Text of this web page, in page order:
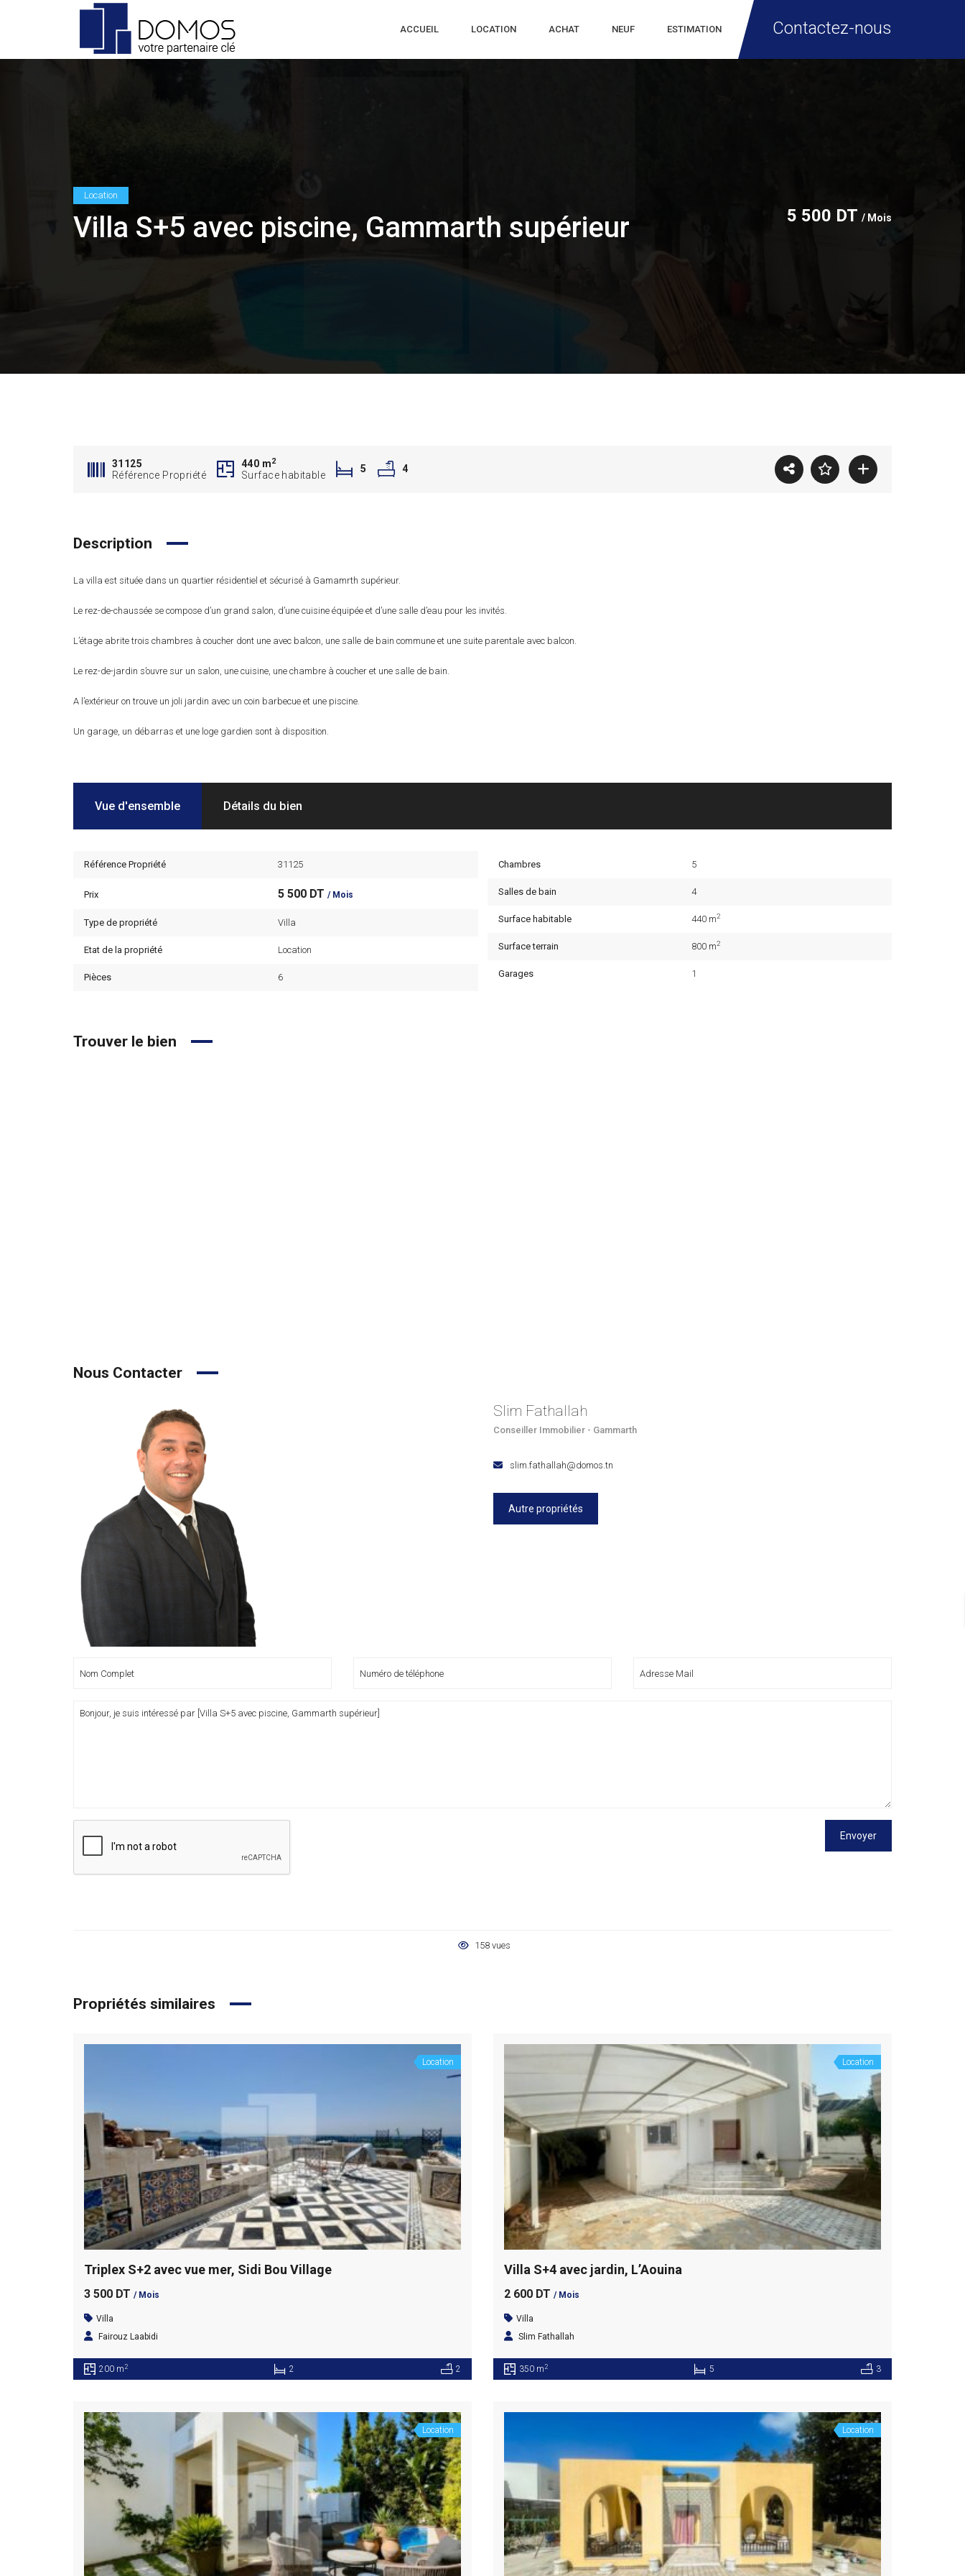
ACCUEIL LOCATION ACHAT NEUF ESTIMATION Contactez-nous
Location
Villa S+5 avec piscine, Gammarth supérieur 5 500 DT / Mois
31125
Référence Propriété
440 m2
Surface habitable
5 4
Description
La villa est située dans un quartier résidentiel et sécurisé à Gamamrth supérieur.
Le rez-de-chaussée se compose d’un grand salon, d’une cuisine équipée et d’une salle d’eau pour les invités.
L’étage abrite trois chambres à coucher dont une avec balcon, une salle de bain commune et une suite parentale avec balcon.
Le rez-de-jardin s’ouvre sur un salon, une cuisine, une chambre à coucher et une salle de bain.
A l’extérieur on trouve un joli jardin avec un coin barbecue et une piscine.
Un garage, un débarras et une loge gardien sont à disposition.
Vue d'ensemble Détails du bien
Référence Propriété 31125
Prix 5 500 DT / Mois
Type de propriété Villa
Etat de la propriété Location
Pièces 6
Chambres 5
Salles de bain 4
Surface habitable 440 m2
Surface terrain 800 m2
Garages 1
Trouver le bien
Nous Contacter
Slim Fathallah
Conseiller Immobilier - Gammarth
slim.fathallah@domos.tn
Autre propriétés
Envoyer
158 vues
Propriétés similaires
Location
Triplex S+2 avec vue mer, Sidi Bou Village
3 500 DT / Mois
Villa
Fairouz Laabidi
200 m2 2 2
Location
Villa S+4 avec jardin, L’Aouina
2 600 DT / Mois
Villa
Slim Fathallah
350 m2 5 3
Location Location